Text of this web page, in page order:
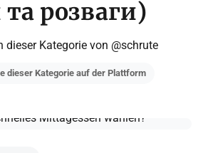
та розваги)
dieser Kategorie von @schrute
dieser Kategorie auf der Plattform